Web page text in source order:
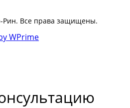
Рин. Все права защищены.
WPrime